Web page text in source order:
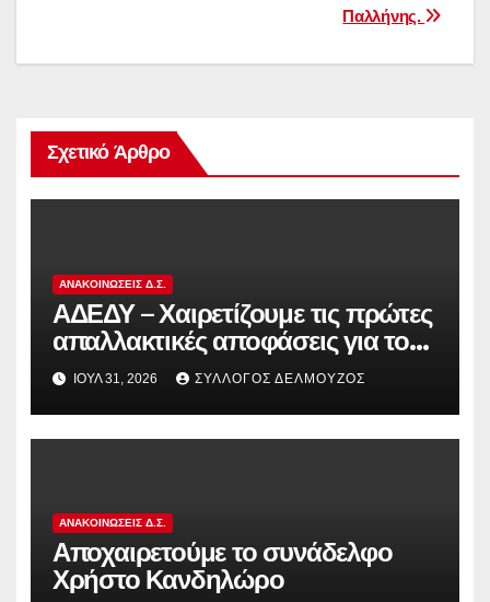
Παλλήνης.
Σχετικό Άρθρο
ΑΝΑΚΟΙΝΏΣΕΙΣ Δ.Σ.
ΑΔΕΔΥ – Χαιρετίζουμε τις πρώτες
απαλλακτικές αποφάσεις για τους
διωκόμενους εκπαιδευτικούς που
συμμετείχαν στον αγώνα ενάντια
στην αντιδραστική αξιολόγηση!
ΙΟΎΛ 31, 2026 ΣΎΛΛΟΓΟΣ ΔΕΛΜΟΎΖΟΣ
ΑΝΑΚΟΙΝΏΣΕΙΣ Δ.Σ.
Αποχαιρετούμε το συνάδελφο
Χρήστο Κανδηλώρο